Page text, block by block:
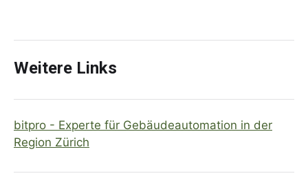
Weitere Links
bitpro - Experte für Gebäudeautomation in der
Region Zürich